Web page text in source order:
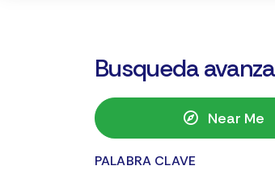
Busqueda
Near Me
PALABRA CLAVE